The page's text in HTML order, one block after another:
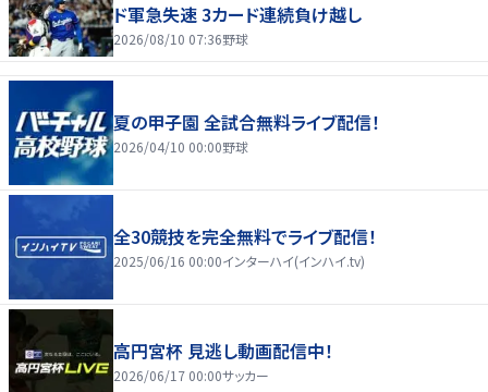
ド軍急失速 3カード連続負け越し
2026/08/10 07:36野球
夏の甲子園 全試合無料ライブ配信！
2026/04/10 00:00野球
全30競技を完全無料でライブ配信！
2025/06/16 00:00インターハイ(インハイ.tv)
高円宮杯 見逃し動画配信中！
2026/06/17 00:00サッカー